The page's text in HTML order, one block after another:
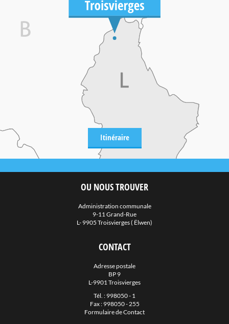
Itinéraire
OU NOUS TROUVER
Administration communale
9-11 Grand-Rue
L- 9905 Troisvierges ( Ëlwen)
CONTACT
Adresse postale
BP 9
L-9901 Troisvierges
Tél. : 998050 - 1
Fax : 998050 - 255
Formulaire de Contact